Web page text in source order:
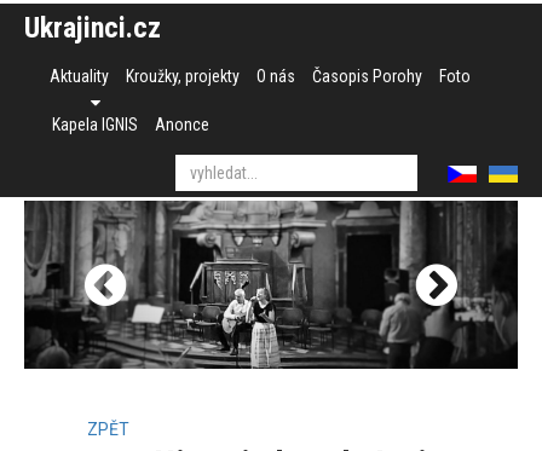
Ukrajinci.cz
Aktuality Kroužky, projekty O nás Časopis Porohy Foto
Kapela IGNIS Anonce
ZPĚT